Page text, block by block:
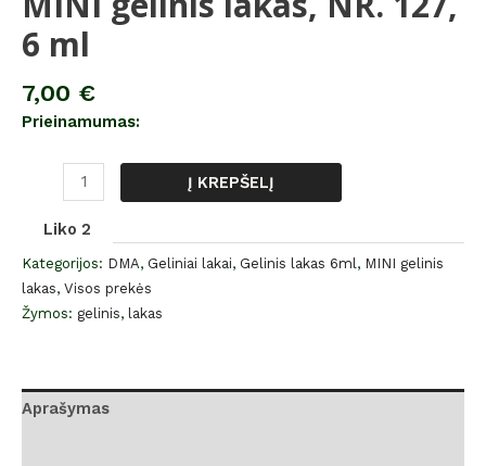
6 ml
7,00 €
Prieinamumas:
Į KREPŠELĮ
Liko 2
Kategorijos: DMA, Geliniai lakai, Gelinis lakas 6ml , MINI gelinis
lakas, Visos prekės
Žymos: gelinis, lakas
Aprašymas